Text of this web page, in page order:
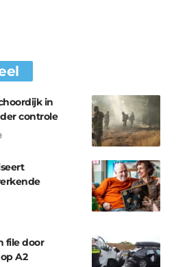
in
controle
file door
A2